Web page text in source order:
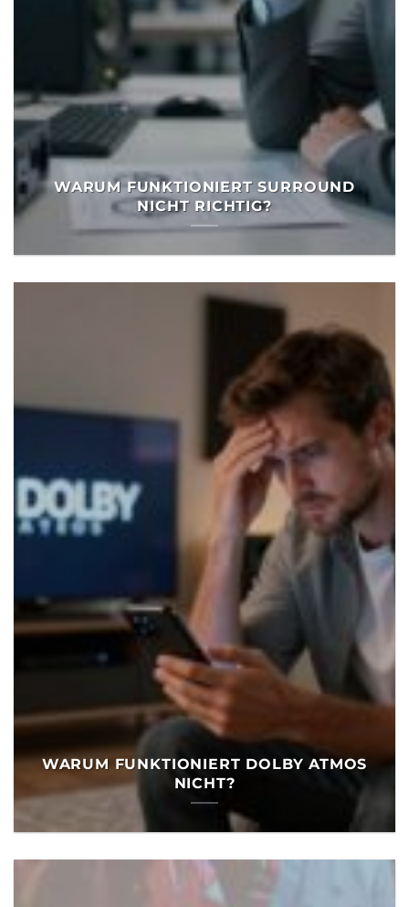
WARUM FUNKTIONIERT SURROUND
NICHT RICHTIG?
WARUM FUNKTIONIERT DOLBY ATMOS
NICHT?